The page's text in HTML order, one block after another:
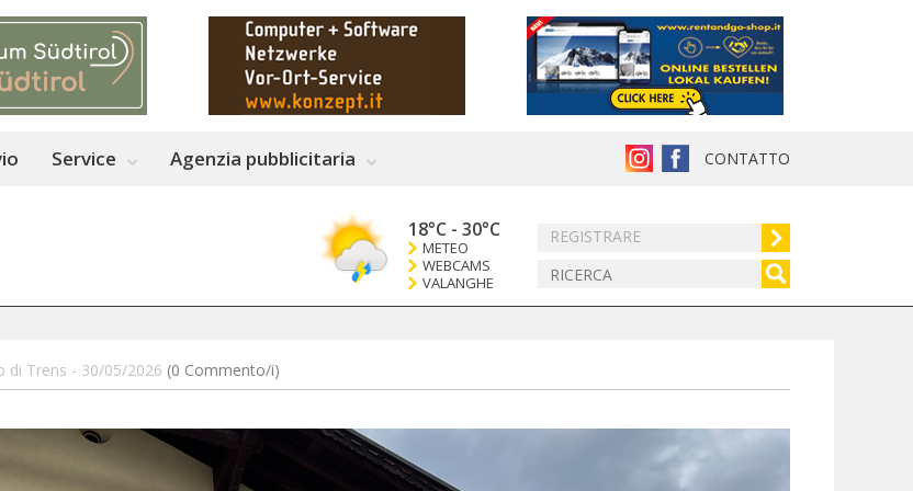
CONTATTO
Service Agenzia pubblicitaria
REGISTRARE
18°C - 30°C
METEO
WEBCAMS
VALANGHE
di Trens - 30/05/2026 (0 Commento/i)